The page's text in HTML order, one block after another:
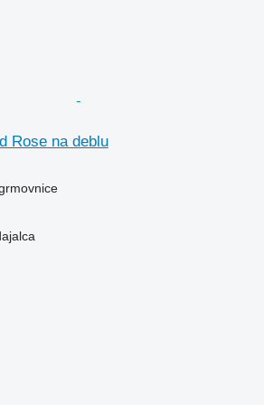
Rose na deblu